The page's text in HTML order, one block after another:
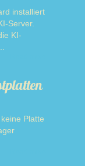
installiert
Server.
KI-
Platte